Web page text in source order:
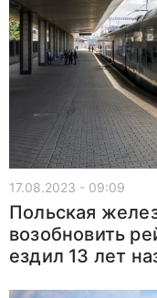
17.08.2023 - 09:09
Польская
возобновить
ездил 13 лет